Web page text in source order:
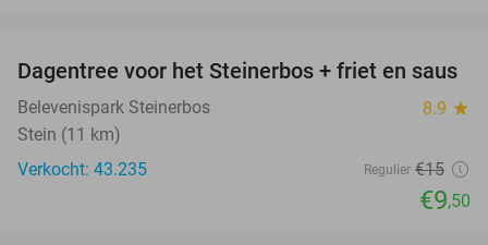
37%
Dagentree voor het Steinerbos + friet en saus
Belevenispark Steinerbos 8.9 star
Stein (11 km)
Verkocht: 43.235
Regulier €15
€9,50